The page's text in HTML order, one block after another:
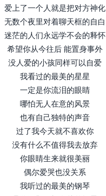
爱上了一个人就是把对方神化
无数个夜里对着聊天框的自白
迷茫的人们永远学不会的释怀
希望你从今往后 能置身事外
没人爱的小孩同样可以自爱
我看过的最美的星星
一定是你流泪的眼睛
哪怕无人在意的风景
也有自己独特的声音
过了我今天就不喜欢你
没有什么不值得我去放弃
你眼睛生来就很美丽
偶尔爱哭也没关系
我听过的最美的钢琴